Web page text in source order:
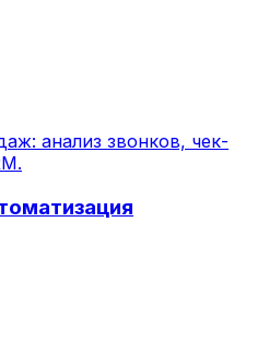
анализ звонков, чек-